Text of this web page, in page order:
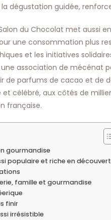
la dégustation guidée,
du Chocolat met aussi
une consommation plus
et les initiatives
association de mécénat
de parfums de cacao et de
célébré, aux côtés de
française.
gourmandise
populaire et riche en
famille et gourmandise
finir
irrésistible